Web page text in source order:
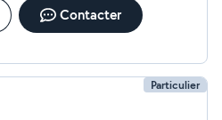
Contacter
Particulier